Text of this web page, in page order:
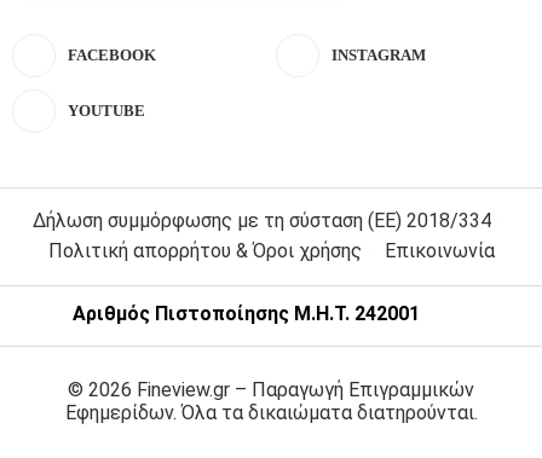
FACEBOOK INSTAGRAM
YOUTUBE
Δήλωση συμμόρφωσης με τη σύσταση (ΕΕ) 2018/334
Πολιτική απορρήτου & Όροι χρήσης
Επικοινωνία
Αριθμός Πιστοποίησης Μ.Η.Τ. 242001
© 2026 Fineview.gr – Παραγωγή Επιγραμμικών
Εφημερίδων. Όλα τα δικαιώματα διατηρούνται.